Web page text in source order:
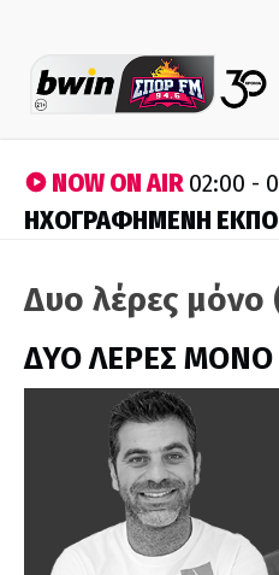
NOW ON AIR02:00 -
ΗΧΟΓΡΑΦΗΜΕΝΗ
Δυο λέρες
ΔΥΟ ΛΕΡΕΣ ΜΟΝΟ